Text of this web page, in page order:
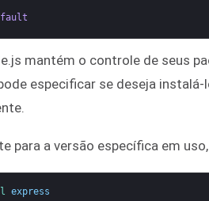
mantém o controle de seus
especificar se deseja
para a versão específica em
express